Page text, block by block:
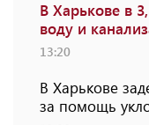
В Харькове в
воду и
13:20
В Харькове
за помощь